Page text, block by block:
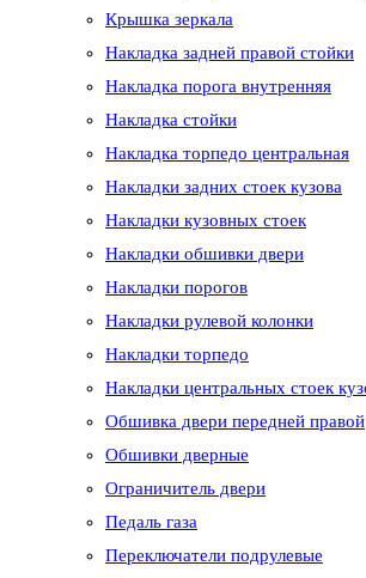
Крышка зеркала
Накладка задней правой стойки
Накладка порога внутренняя
Накладка стойки
Накладка торпедо центральная
Накладки задних стоек кузова
Накладки кузовных стоек
Накладки обшивки двери
Накладки порогов
Накладки рулевой колонки
Накладки торпедо
Накладки центральных стоек
Обшивка двери передней правой
Обшивки дверные
Ограничитель двери
Педаль газа
Переключатели подрулевые